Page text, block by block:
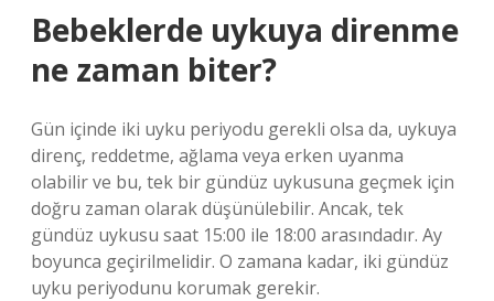
Bebeklerde uykuya direnme
ne zaman biter?
Gün içinde iki uyku periyodu gerekli olsa da, uykuya
direnç, reddetme, ağlama veya erken uyanma
olabilir ve bu, tek bir gündüz uykusuna geçmek için
doğru zaman olarak düşünülebilir. Ancak, tek
gündüz uykusu saat 15:00 ile 18:00 arasındadır. Ay
boyunca geçirilmelidir. O zamana kadar, iki gündüz
uyku periyodunu korumak gerekir.